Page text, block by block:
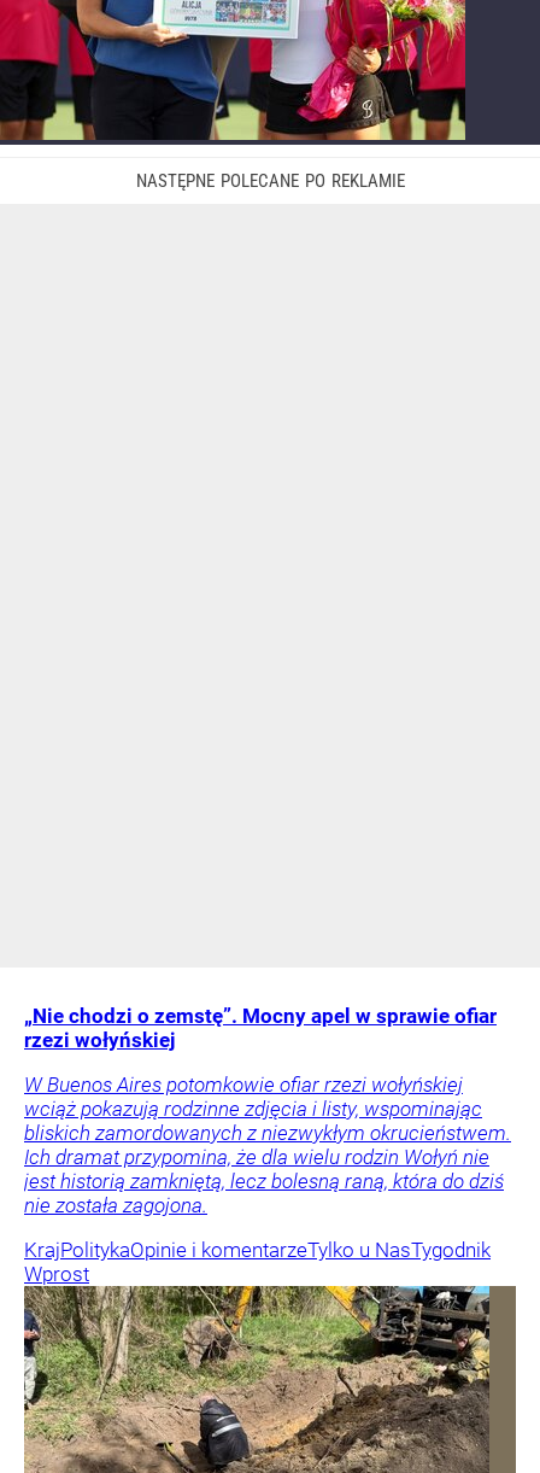
„Nie chodzi o zemstę”. Mocny apel w sprawie ofiar
rzezi wołyńskiej
W Buenos Aires potomkowie ofiar rzezi wołyńskiej
wciąż pokazują rodzinne zdjęcia i listy, wspominając
bliskich zamordowanych z niezwykłym okrucieństwem.
Ich dramat przypomina, że dla wielu rodzin Wołyń nie
jest historią zamkniętą, lecz bolesną raną, która do dziś
nie została zagojona.
KrajPolitykaOpinie i komentarzeTylko u NasTygodnik
Wprost